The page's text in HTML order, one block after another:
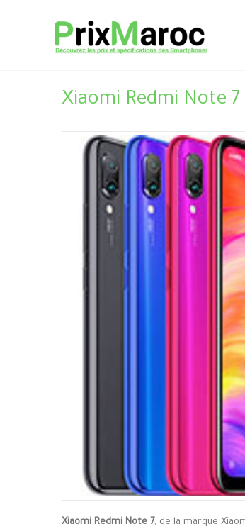
Xiaomi Redmi Note
Xiaomi Redmi Note 7, de la marque